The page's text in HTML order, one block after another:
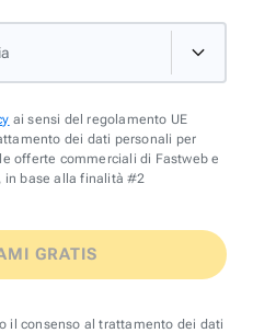
ai sensi del regolamento UE
dei dati personali per
offerte commerciali di Fastweb e
in base alla finalità #2
GRATIS
il consenso al trattamento dei dati